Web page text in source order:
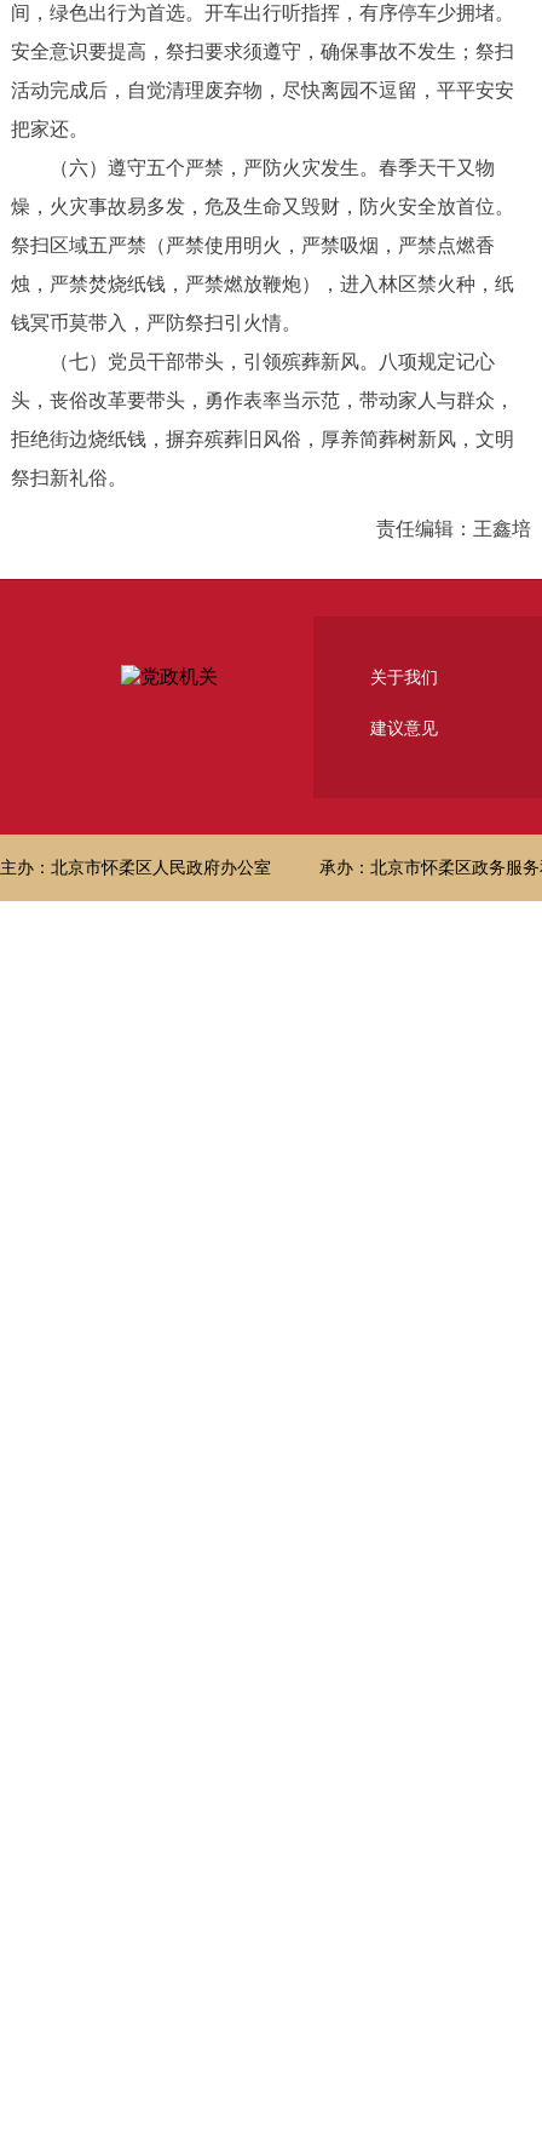
间，绿色出行为首选。开车出行听指挥，有序停车少拥堵。
安全意识要提高，祭扫要求须遵守，确保事故不发生；祭扫
活动完成后，自觉清理废弃物，尽快离园不逗留，平平安安
把家还。
（六）遵守五个严禁，严防火灾发生。春季天干又物
燥，火灾事故易多发，危及生命又毁财，防火安全放首位。
祭扫区域五严禁（严禁使用明火，严禁吸烟，严禁点燃香
烛，严禁焚烧纸钱，严禁燃放鞭炮），进入林区禁火种，纸
钱冥币莫带入，严防祭扫引火情。
（七）党员干部带头，引领殡葬新风。八项规定记心
头，丧俗改革要带头，勇作表率当示范，带动家人与群众，
拒绝街边烧纸钱，摒弃殡葬旧风俗，厚养简葬树新风，文明
祭扫新礼俗。
责任编辑：王鑫培
关于我们
建议意见
主办：北京市怀柔区人民政府办公室 承办：北京市怀柔区政务服